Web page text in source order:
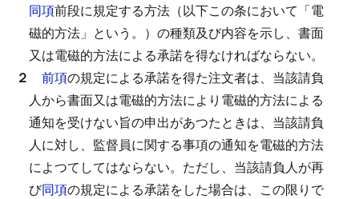
同項前段に規定する方法（以下この条において「電
磁的方法」という。）の種類及び内容を示し、書面
又は電磁的方法による承諾を得なければならない。
２ 前項の規定による承諾を得た注文者は、当該請負
人から書面又は電磁的方法により電磁的方法による
通知を受けない旨の申出があつたときは、当該請負
人に対し、監督員に関する事項の通知を電磁的方法
によつてしてはならない。 ただし、当該請負人が再
び同項の規定による承諾をした場合は、この限りで